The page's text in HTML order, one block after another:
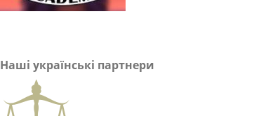
Наші українські партнери